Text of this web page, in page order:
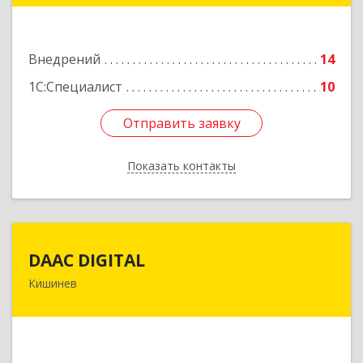
Внедрений
14
1С:Специалист
10
Отправить заявку
Показать контакты
Отправить заявку
Назад
DAAC DIGITAL
Кишинев